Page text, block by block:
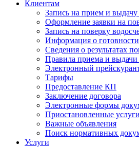
Клиентам
Запись на прием и
Оформление заявки на
Запись на поверку
Информация о готовности
Сведения о результатах
Правила приема и
Электронный
Тарифы
Предоставление КП
Заключение договора
Электронные формы
Приостановленные услуги
Важные объявления
Поиск нормативных
Услуги